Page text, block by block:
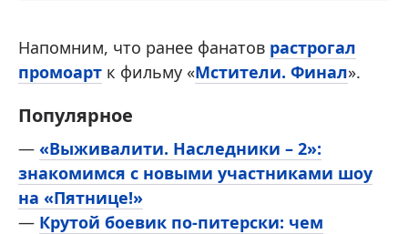
Напомним, что ранее фанатов растрогал
промоарт к фильму «Мстители. Финал».
Популярное
— «Выживалити. Наследники – 2»:
знакомимся с новыми участниками шоу
на «Пятнице!»
— Крутой боевик по-питерски: чем